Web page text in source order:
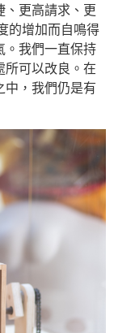
、更高請求、更
的增加而自鳴得
。我們一直保持
所可以改良。在
中，我們仍是有